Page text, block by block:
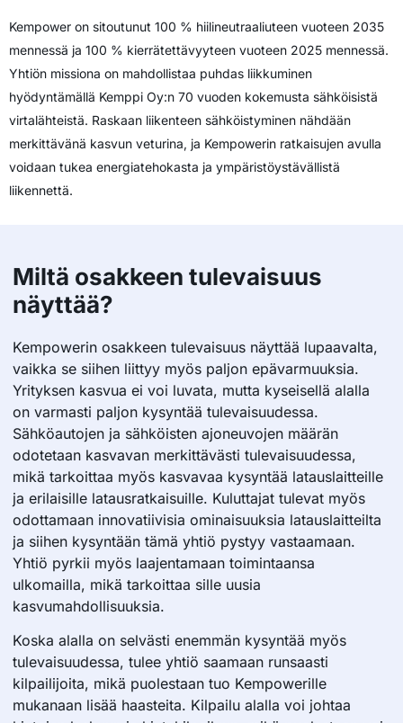
Kempower on sitoutunut 100 % hiilineutraaliuteen vuoteen 2035
mennessä ja 100 % kierrätettävyyteen vuoteen 2025 mennessä.
Yhtiön missiona on mahdollistaa puhdas liikkuminen
hyödyntämällä Kemppi Oy:n 70 vuoden kokemusta sähköisistä
virtalähteistä. Raskaan liikenteen sähköistyminen nähdään
merkittävänä kasvun veturina, ja Kempowerin ratkaisujen avulla
voidaan tukea energiatehokasta ja ympäristöystävällistä
liikennettä.
Miltä osakkeen tulevaisuus
näyttää?
Kempowerin osakkeen tulevaisuus näyttää lupaavalta,
vaikka se siihen liittyy myös paljon epävarmuuksia.
Yrityksen kasvua ei voi luvata, mutta kyseisellä alalla
on varmasti paljon kysyntää tulevaisuudessa.
Sähköautojen ja sähköisten ajoneuvojen määrän
odotetaan kasvavan merkittävästi tulevaisuudessa,
mikä tarkoittaa myös kasvavaa kysyntää latauslaitteille
ja erilaisille latausratkaisuille. Kuluttajat tulevat myös
odottamaan innovatiivisia ominaisuuksia latauslaitteilta
ja siihen kysyntään tämä yhtiö pystyy vastaamaan.
Yhtiö pyrkii myös laajentamaan toimintaansa
ulkomailla, mikä tarkoittaa sille uusia
kasvumahdollisuuksia.
Koska alalla on selvästi enemmän kysyntää myös
tulevaisuudessa, tulee yhtiö saamaan runsaasti
kilpailijoita, mikä puolestaan tuo Kempowerille
mukanaan lisää haasteita. Kilpailu alalla voi johtaa